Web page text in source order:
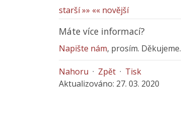
starší »» «« novější
Máte více informací?
Napište nám, prosím. Děkujeme.
Nahoru · Zpět · Tisk
Aktualizováno: 27. 03. 2020